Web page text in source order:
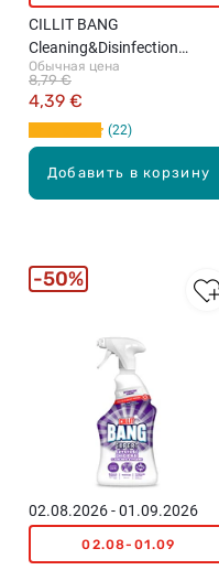
Добавить в корзину
CILLIT BANG
Cleaning&Disinfection
распыляемое средство для
очистки и дезинфекции
Обычная цена
4,39 €
8,79 €
22
02.08.2026 - 01.09.2026
02.08-01.09
50%